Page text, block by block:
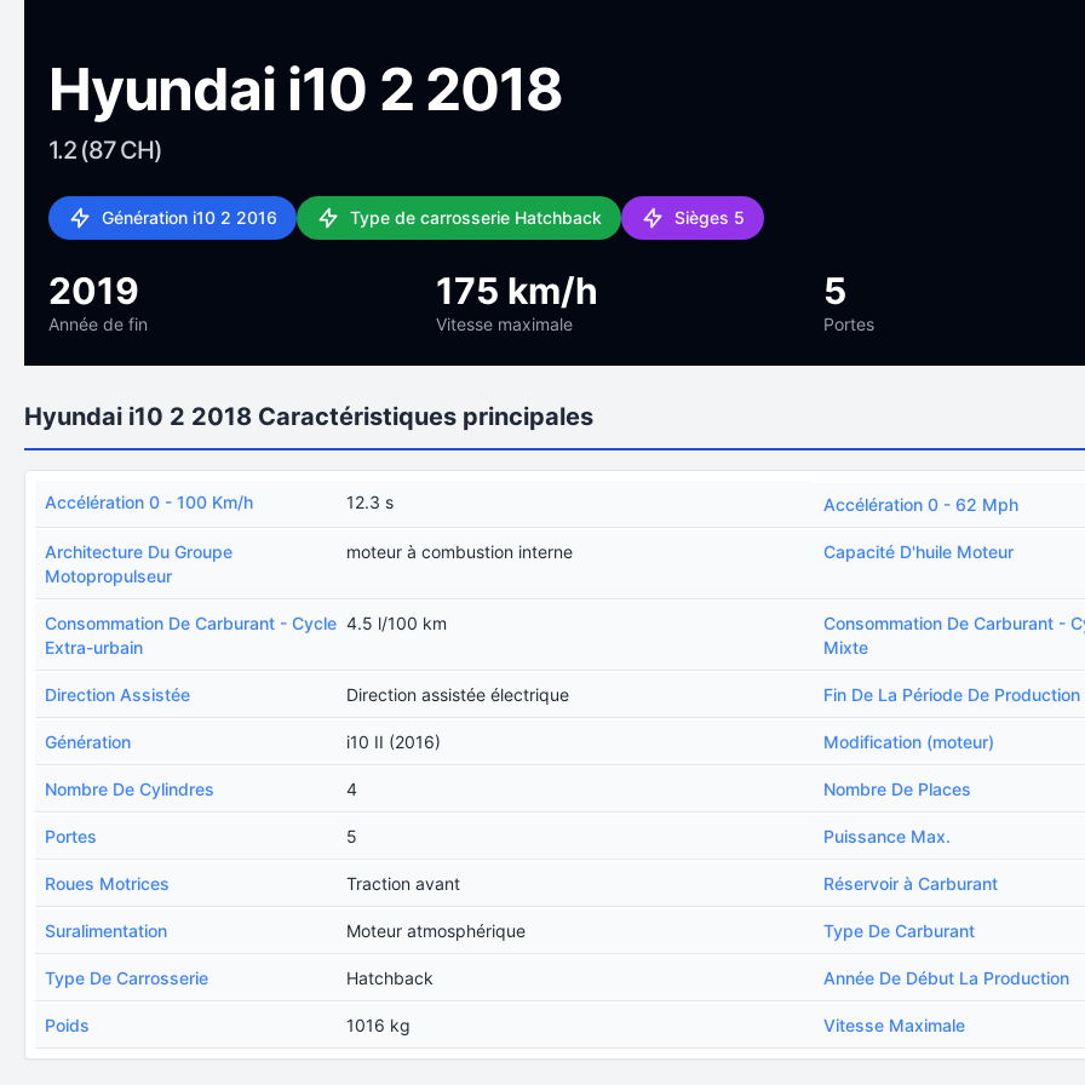
Hyundai i10 2 2018
1.2 (87 CH)
Génération i10 2 2016 Type de carrosserie Hatchback Sièges 5
2019
Année de fin
175 km/h
Vitesse maximale
5
Portes
Hyundai i10 2 2018 Caractéristiques principales
Accélération 0 - 100 Km/h 12.3 s Accélération 0 - 62 Mph
Architecture Du Groupe
Motopropulseur
moteur à combustion interne Capacité D'huile Moteur
Consommation De Carburant - Cycle
Extra-urbain
4.5 l/100 km
Consommation De Carburant -
Mixte
Direction Assistée Direction assistée électrique Fin De La Période De Production
Génération i10 II (2016) Modification (moteur)
Nombre De Cylindres 4 Nombre De Places
Portes 5 Puissance Max.
Roues Motrices Traction avant Réservoir à Carburant
Suralimentation Moteur atmosphérique Type De Carburant
Type De Carrosserie Hatchback Année De Début La Production
Poids 1016 kg Vitesse Maximale